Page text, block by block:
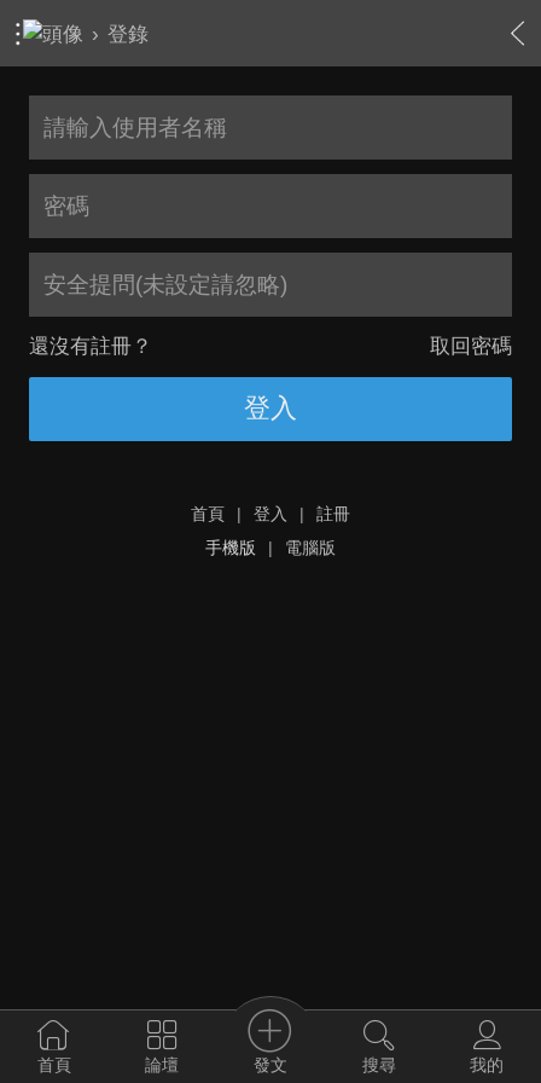
› 登錄
安全提問(未設定請忽略)
還沒有註冊？ 取回密碼
登入
首頁 | 登入 |
註冊
手機版
| 電腦版
首頁 論壇 發文 搜尋 我的